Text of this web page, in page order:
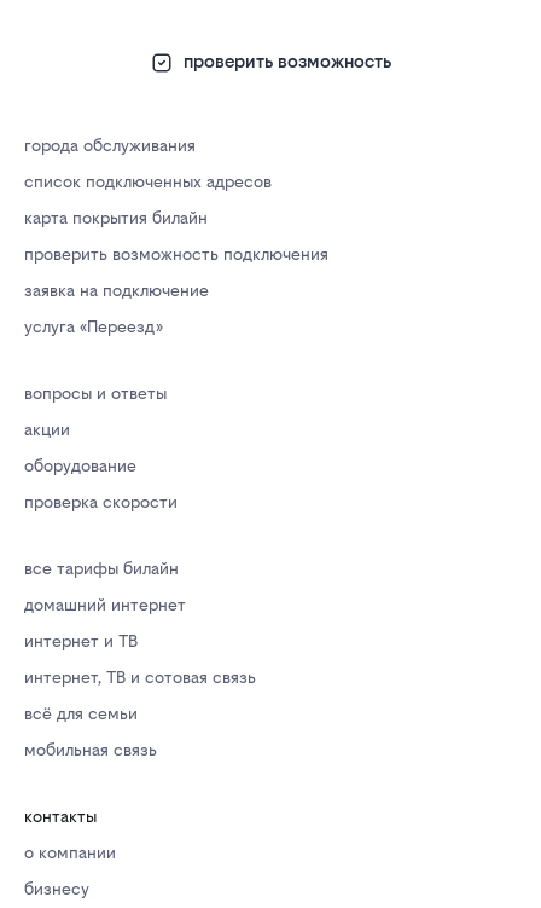
проверить возможность
города обслуживания
список подключенных адресов
карта покрытия билайн
проверить возможность подключения
заявка на подключение
услуга «Переезд»
вопросы и ответы
акции
оборудование
проверка скорости
все тарифы билайн
домашний интернет
интернет и ТВ
интернет, ТВ и сотовая связь
всё для семьи
мобильная связь
контакты
о компании
бизнесу